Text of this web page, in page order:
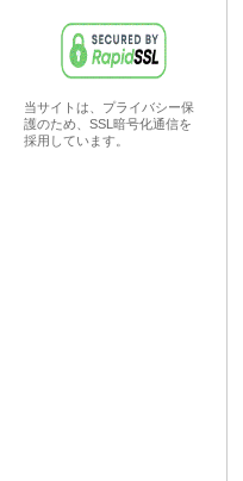
当サイトは、プライバシー保
護のため、SSL暗号化通信を
採用しています。